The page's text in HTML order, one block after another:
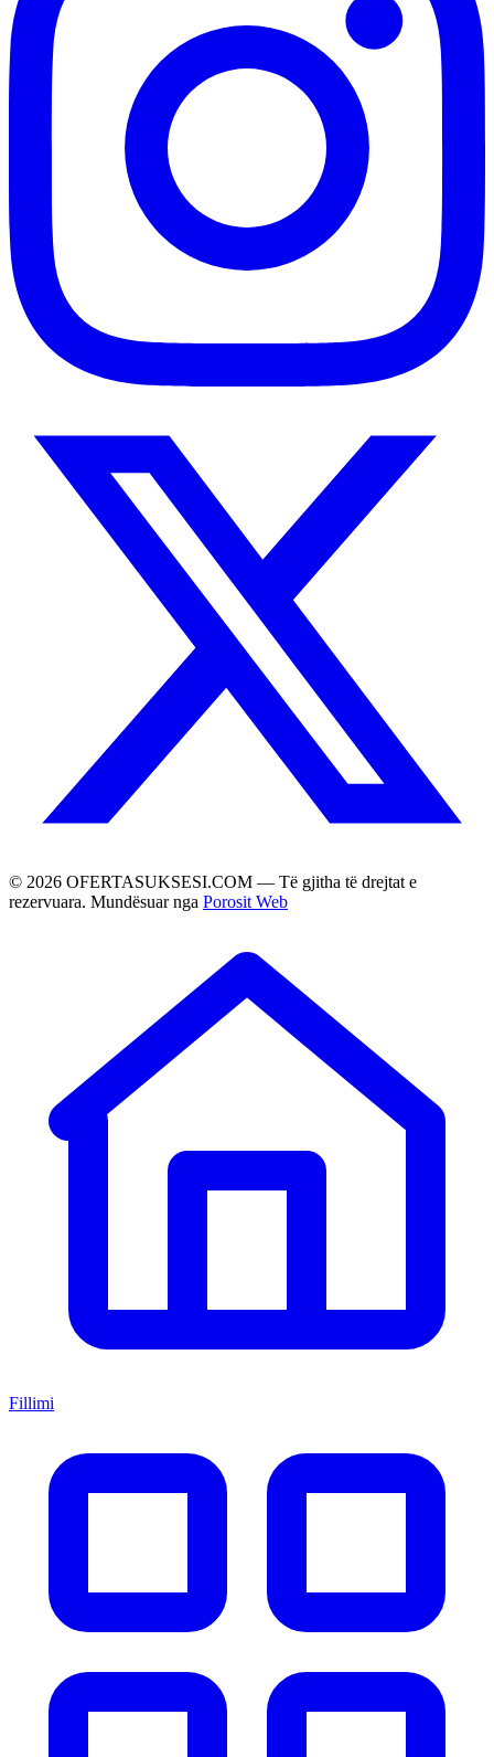
© 2026 OFERTASUKSESI.COM — Të gjitha të drejtat e
rezervuara. Mundësuar nga Porosit Web
Fillimi